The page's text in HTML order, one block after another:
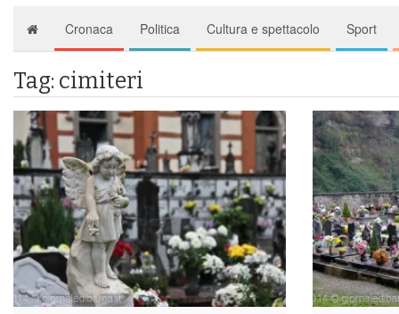
Cronaca Politica Cultura e spettacolo Sport
Tag: cimiteri